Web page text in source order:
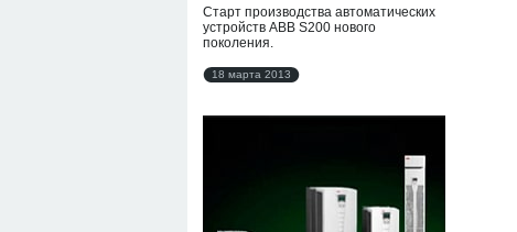
Старт производства автоматических
устройств ABB S200 нового
поколения.
18 марта 2013